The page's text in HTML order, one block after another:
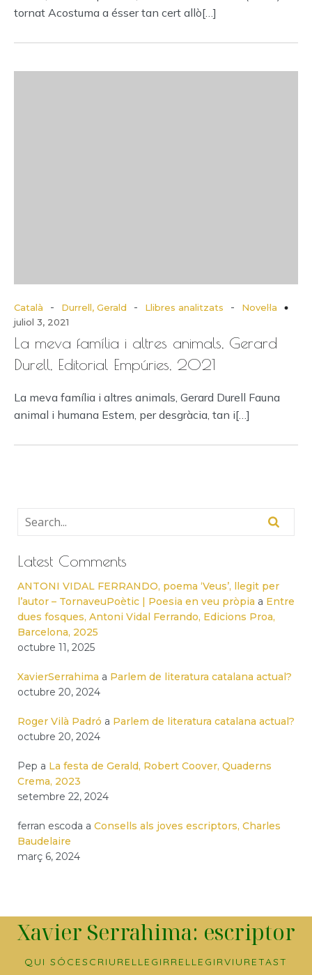
tornat Acostuma a ésser tan cert allò[…]
Català - Durrell, Gerald - Llibres analitzats -
Novel·la
juliol 3, 2021
La meva família i altres animals, Gerard
Durell, Editorial Empúries, 2021
La meva família i altres animals, Gerard Durell Fauna
animal i humana Estem, per desgràcia, tan i[…]
Latest Comments
ANTONI VIDAL FERRANDO, poema ‘Veus’, llegit per
l’autor – TornaveuPoètic | Poesia en veu pròpia a Entre
dues fosques, Antoni Vidal Ferrando, Edicions Proa,
Barcelona, 2025
octubre 11, 2025
XavierSerrahima a Parlem de literatura catalana actual?
octubre 20, 2024
Roger Vilà Padró a Parlem de literatura catalana actual?
octubre 20, 2024
Pep a La festa de Gerald, Robert Coover, Quaderns
Crema, 2023
setembre 22, 2024
ferran escoda a Consells als joves escriptors, Charles
Baudelaire
març 6, 2024
Xavier Serrahima: escriptor
QUI SÓC ESCRIURE LLEGIRRELLEGIRVIURETAST